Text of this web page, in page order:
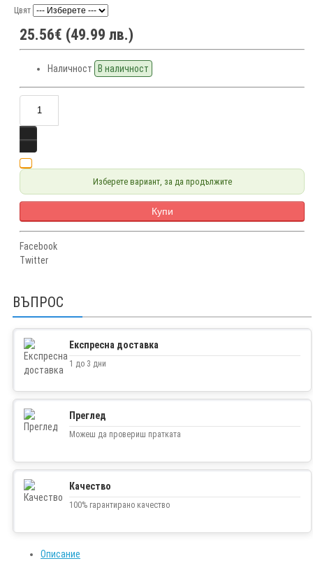
Цвят
25.56€ (49.99 лв.)
Наличност В наличност
Изберете вариант, за да продължите
Купи
Facebook
Twitter
ВЪПРОС
Експресна доставка
1 до 3 дни
Преглед
Можеш да провериш пратката
Качество
100% гарантирано качество
Описание